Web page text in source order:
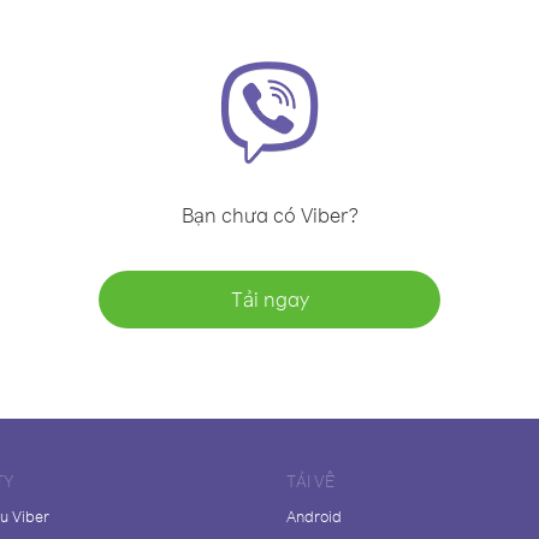
Bạn chưa có Viber?
Tải ngay
Viber
TẢI VỀ
Android